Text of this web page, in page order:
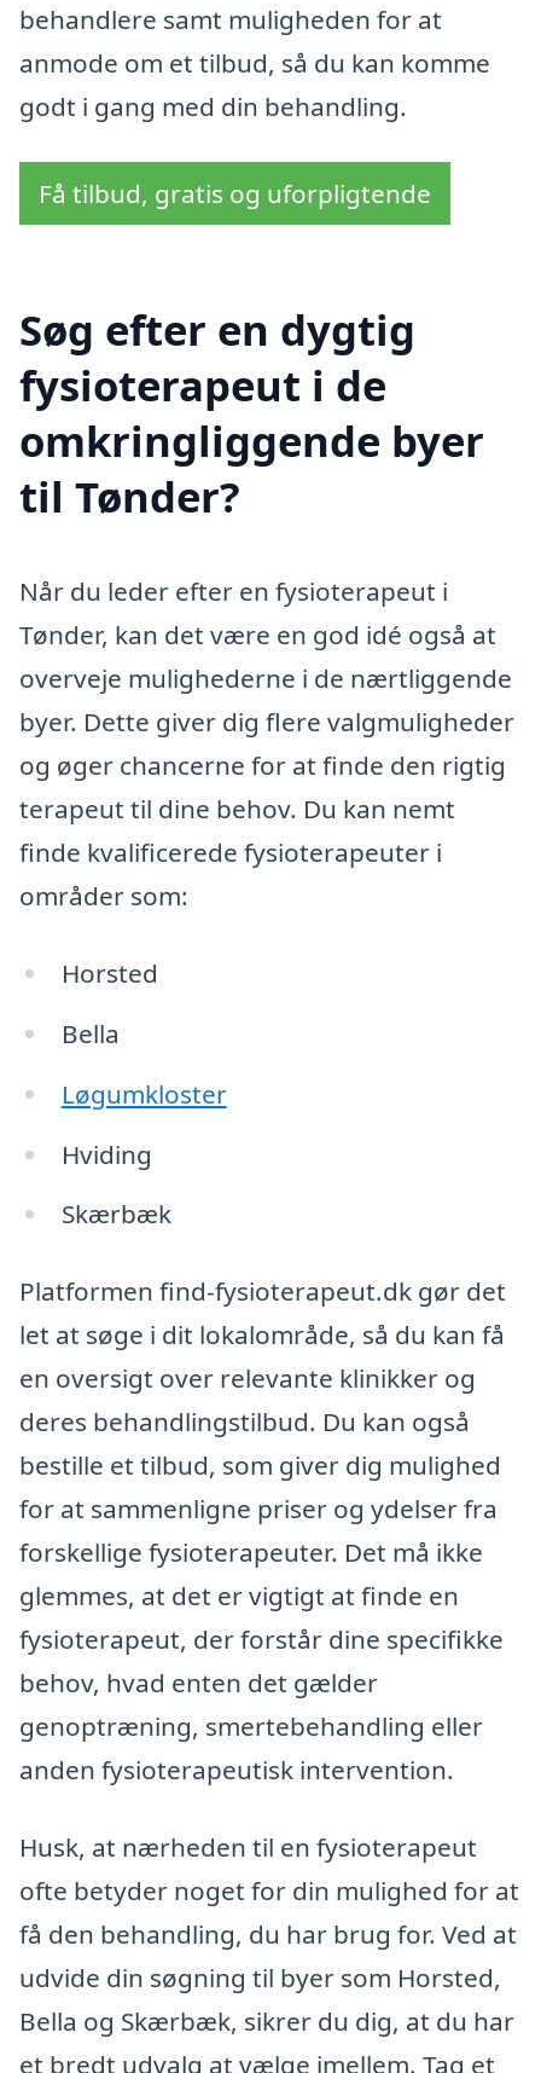
behandlere samt muligheden for at
anmode om et tilbud, så du kan komme
godt i gang med din behandling.
Få tilbud, gratis og uforpligtende
Søg efter en dygtig
fysioterapeut i de
omkringliggende byer
til Tønder?
Når du leder efter en fysioterapeut i
Tønder, kan det være en god idé også at
overveje mulighederne i de nærtliggende
byer. Dette giver dig flere valgmuligheder
og øger chancerne for at finde den rigtig
terapeut til dine behov. Du kan nemt
finde kvalificerede fysioterapeuter i
områder som:
Horsted
Bella
Løgumkloster
Hviding
Skærbæk
Platformen find-fysioterapeut.dk gør det
let at søge i dit lokalområde, så du kan få
en oversigt over relevante klinikker og
deres behandlingstilbud. Du kan også
bestille et tilbud, som giver dig mulighed
for at sammenligne priser og ydelser fra
forskellige fysioterapeuter. Det må ikke
glemmes, at det er vigtigt at finde en
fysioterapeut, der forstår dine specifikke
behov, hvad enten det gælder
genoptræning, smertebehandling eller
anden fysioterapeutisk intervention.
Husk, at nærheden til en fysioterapeut
ofte betyder noget for din mulighed for at
få den behandling, du har brug for. Ved at
udvide din søgning til byer som Horsted,
Bella og Skærbæk, sikrer du dig, at du har
et bredt udvalg at vælge imellem. Tag et